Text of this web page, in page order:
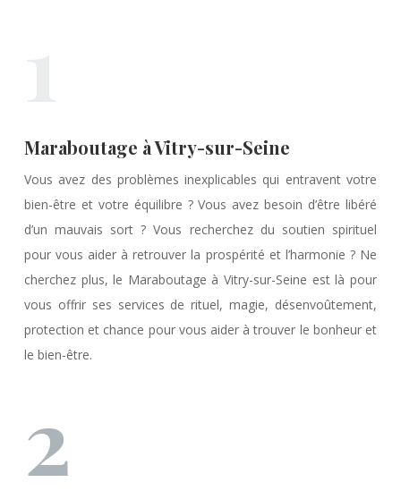
Maraboutage à Vitry-sur-Seine
Vous avez des problèmes inexplicables qui entravent votre
bien-être et votre équilibre ? Vous avez besoin d’être libéré
d’un mauvais sort ? Vous recherchez du soutien spirituel
pour vous aider à retrouver la prospérité et l’harmonie ? Ne
cherchez plus, le Maraboutage à Vitry-sur-Seine est là pour
vous offrir ses services de rituel, magie, désenvoûtement,
protection et chance pour vous aider à trouver le bonheur et
le bien-être.
2